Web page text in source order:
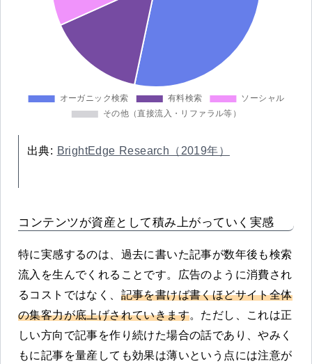
出典: BrightEdge Research（2019年）
コンテンツが資産として積み上がっていく実感
特に実感するのは、過去に書いた記事が数年後も検索
流入を生んでくれることです。広告のように消費され
るコストではなく、 記事を書けば書くほどサイト全体
の集客力が底上げされていきます。ただし、これは正
しい方向で記事を作り続けた場合の話であり、やみく
もに記事を量産しても効果は薄いという点には注意が